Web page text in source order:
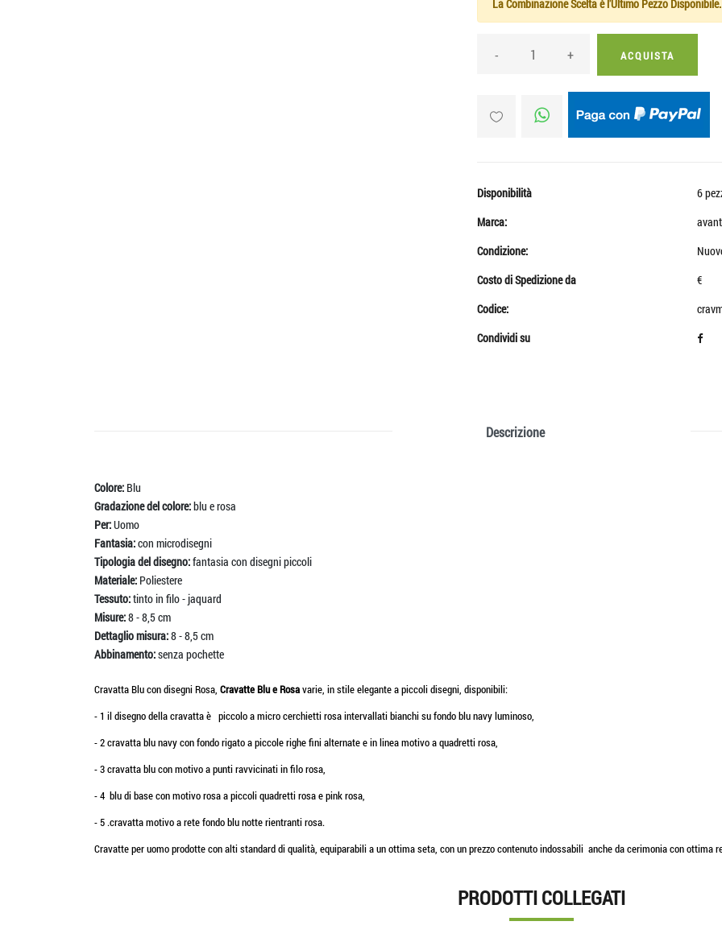
La Combinazione Scelta è l'Ultimo Pezzo Disponibile.
- + ACQUISTA
Disponibilità
6
Marca:
Condizione:
Costo di Spedizione da
€
Codice:
Condividi su
Descrizione
Colore: Blu
Gradazione del colore:blu e rosa
Per:Uomo
Fantasia:con microdisegni
Tipologia del disegno:fantasia con disegni piccoli
Materiale: Poliestere
Tessuto:tinto in filo - jaquard
Misure:8 - 8,5 cm
Dettaglio misura:8 - 8,5 cm
Abbinamento:senza pochette
Cravatta Blu con disegni Rosa, Cravatte Blu e Rosavarie, in stile elegante a piccoli disegni, disponibili:
- 1 il disegno della cravatta è piccolo a micro cerchietti rosa intervallati bianchi su fondo blu navy luminoso,
- 2 cravatta blu navy con fondo rigato a piccole righe fini alternate e in linea motivo a quadretti rosa,
- 3 cravatta blu con motivo a punti ravvicinati in filo rosa,
- 4 blu di base con motivo rosa a piccoli quadretti rosa e pink rosa,
- 5 .cravatta motivo a rete fondo blu notte rientranti rosa.
Cravatte per uomo prodotte con alti standard di qualità, equiparabili a un ottima seta, con un prezzo contenuto indossabili anche da cerimonia con ottima
PRODOTTI COLLEGATI